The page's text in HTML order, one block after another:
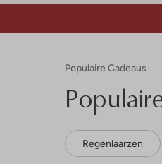
Populaire Cadeaus
Regenlaarzen